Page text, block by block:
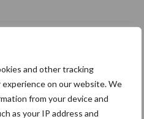
and other tracking
on our website. We
from your device and
as your IP address and
ziet volume en
groeien in
Nederlandse